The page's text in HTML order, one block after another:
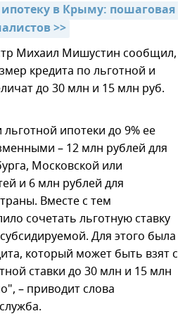
в Крыму: пошаговая
>>
Михаил Мишустин сообщил,
кредита по льготной и
до 30 млн и 15 млн руб.
ипотеки до 9% ее
– 12 млн рублей для
Московской или
и 6 млн рублей для
Вместе с тем
сочетать льготную ставку
Для этого была
который может быть взят с
ставки до 30 млн и 15 млн
– приводит слова